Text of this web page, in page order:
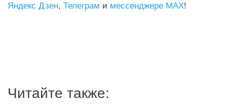
Яндекс Дзен, Телеграм и мессенджере MAX!
Читайте также: